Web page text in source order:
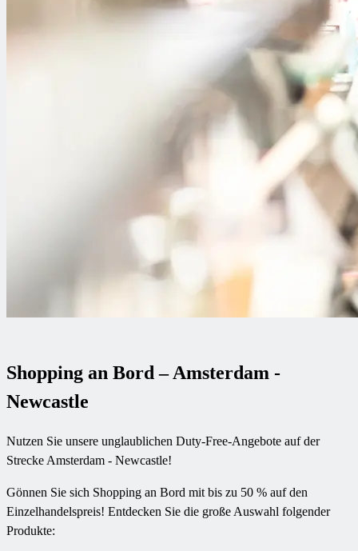
Shopping an Bord – Amsterdam -
Newcastle
Nutzen Sie unsere unglaublichen Duty-Free-Angebote auf der
Strecke Amsterdam - Newcastle!
Gönnen Sie sich Shopping an Bord mit bis zu 50 % auf den
Einzelhandelspreis! Entdecken Sie die große Auswahl folgender
Produkte: